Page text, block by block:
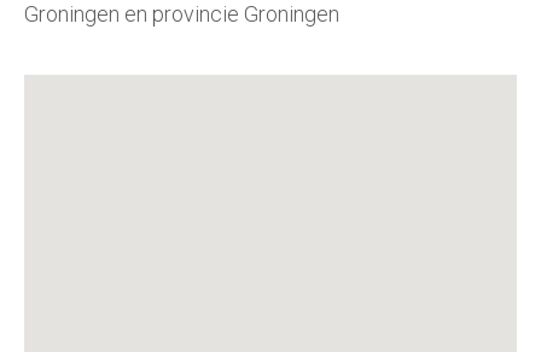
Groningen en provincie Groningen